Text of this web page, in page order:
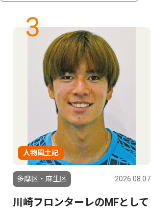
3
人物風土記
多摩区・麻生区 2026.08.07
川崎フロンターレのMFとして